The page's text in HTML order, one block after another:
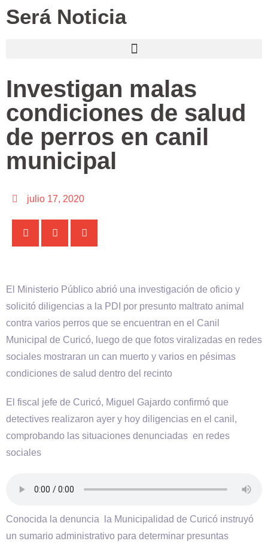
Será Noticia
Investigan malas
condiciones de salud
de perros en canil
municipal
julio 17, 2020
El Ministerio Público abrió una investigación de oficio y
solicitó diligencias a la PDI por presunto maltrato animal
contra varios perros que se encuentran en el Canil
Municipal de Curicó, luego de que fotos viralizadas en redes
sociales mostraran un can muerto y varios en pésimas
condiciones de salud dentro del recinto
El fiscal jefe de Curicó, Miguel Gajardo confirmó que
detectives realizaron ayer y hoy diligencias en el canil,
comprobando las situaciones denunciadas en redes
sociales
Conocida la denuncia la Municipalidad de Curicó instruyó
un sumario administrativo para determinar presuntas